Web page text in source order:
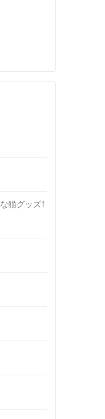
猫グッズ1